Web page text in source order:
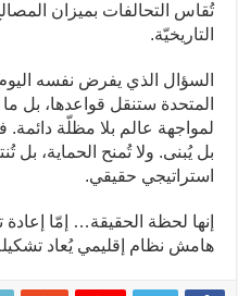
تُقاس التحالفات بميزان المصالح
التاريخيّة.
السؤال الذي يفرض نفسه
المتحدة ستنقل قواعدها، بل
لمواجهة عالم بلا مظلّة دائمة.
بل يُبنى. ولا تُمنح الحماية، بل
استراتيجي حقيقي.
إنها لحظة الحقيقة… إمّا
هامش نظام إقليمي يُعاد